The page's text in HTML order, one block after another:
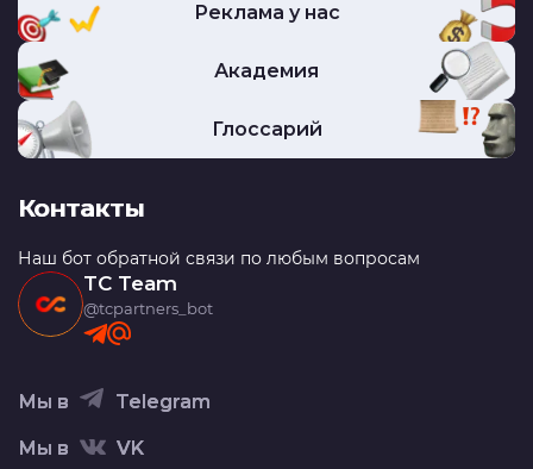
Реклама у нас
Академия
Глоссарий
Контакты
Наш бот обратной связи по любым вопросам
TC Team
@tcpartners_bot
Мы в Telegram
Мы в VK